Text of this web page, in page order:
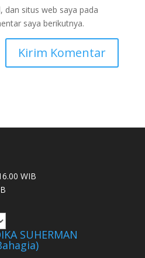
dan situs web saya pada
saya berikutnya.
WIB
SUHERMAN